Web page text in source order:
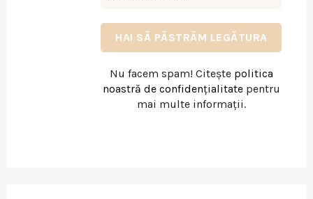
Nu facem spam! Citește politica
noastră de confidențialitatepentru
mai multe informații.